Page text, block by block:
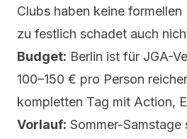
Clubs haben keine
zu festlich schadet auch
Budget: Berlin ist für JGA-
100–150 € pro Person
kompletten Tag mit Action,
Vorlauf: Sommer-Samstage